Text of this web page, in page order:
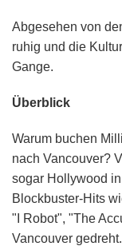
Abgesehen von
ruhig und die
Gange.
Überblick
Warum buchen
nach Vancouver?
sogar Hollywood
Blockbuster-Hits
"I Robot", "The
Vancouver gedreht.